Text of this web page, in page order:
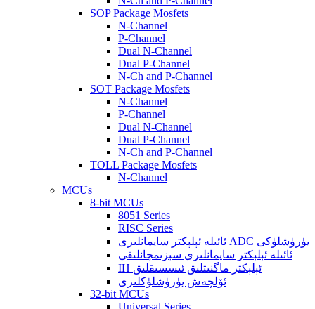
SOP Package Mosfets
N-Channel
P-Channel
Dual N-Channel
Dual P-Channel
N-Ch and P-Channel
SOT Package Mosfets
N-Channel
P-Channel
Dual N-Channel
Dual P-Channel
N-Ch and P-Channel
TOLL Package Mosfets
N-Channel
MCUs
8-bit MCUs
8051 Series
RISC Series
ئائىلە ئېلېكتر سايمانلىرى ADC يۈرۈشلۈكى
ئائىلە ئېلېكتر سايمانلىرى سېزىمچانلىقى
IH ئېلېكتر ماگنىتلىق ئىسسىقلىق
ئۆلچەش يۈرۈشلۈكلىرى
32-bit MCUs
Universal Series